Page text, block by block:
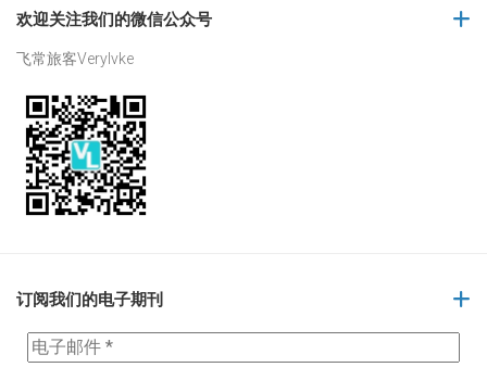
欢迎关注我们的微信公众号
飞常旅客Verylvke
订阅我们的电子期刊